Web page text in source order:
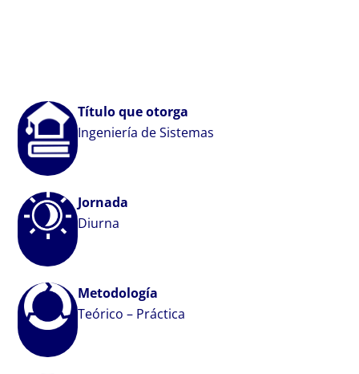
Título que otorga
Ingeniería de Sistemas
Jornada
Diurna
Metodología
Teórico – Práctica